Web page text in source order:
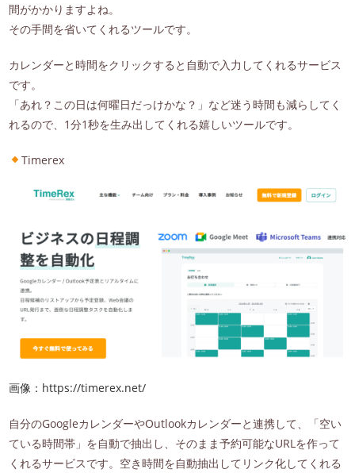
間がかかりますよね。
その手間を省いてくれるツールです。
カレンダーと時間をクリックすると自動で入力してくれるサービス
です。
「あれ？この日は何曜日だっけかな？」など迷う時間も減らしてく
れるので、1分1秒を生み出してくれる嬉しいツールです。
Timerex
画像：https://timerex.net/
自分のGoogleカレンダーやOutlookカレンダーと連携して、「空い
ている時間帯」を自動で抽出し、そのまま予約可能なURLを作って
くれるサービスです。空き時間を自動抽出してリンク化してくれる